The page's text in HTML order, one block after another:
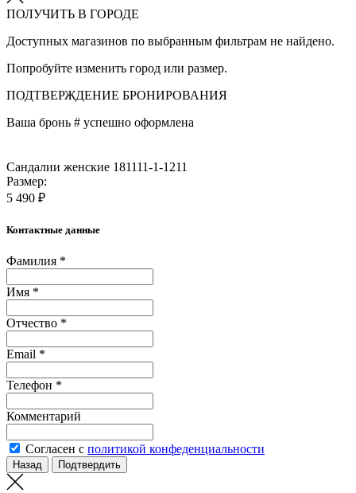
ПОЛУЧИТЬ В ГОРОДЕ
Доступных магазинов по выбранным фильтрам не найдено.
Попробуйте изменить город или размер.
ПОДТВЕРЖДЕНИЕ БРОНИРОВАНИЯ
Ваша бронь # успешно оформлена
Сандалии женские 181111-1-1211
Размер:
5 490 ₽
Контактные данные
Фамилия *
Имя *
Отчество *
Email *
Телефон *
Комментарий
Согласен с политикой конфеденциальности
Назад Подтвердить